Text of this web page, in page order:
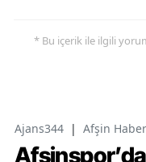
* Bu içerik ile ilgili
Ajans344 | Afşin